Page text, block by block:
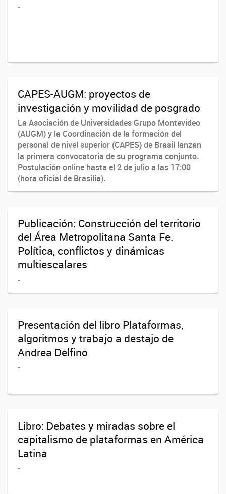
-
CAPES-AUGM: proyectos de
investigación y movilidad de posgrado
La Asociación de Universidades Grupo Montevideo
(AUGM) y la Coordinación de la formación del
personal de nivel superior (CAPES) de Brasil lanzan
la primera convocatoria de su programa conjunto.
Postulación online hasta el 2 de julio a las 17:00
(hora oficial de Brasilia).
Publicación: Construcción del territorio
del Área Metropolitana Santa Fe.
Política, conflictos y dinámicas
multiescalares
-
Presentación del libro Plataformas,
algoritmos y trabajo a destajo de
Andrea Delfino
-
Libro: Debates y miradas sobre el
capitalismo de plataformas en América
Latina
-